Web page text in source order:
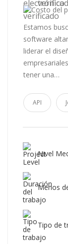
Estamos
software
liderar el
tener una…
API
Nivel
Menos
Tipo de